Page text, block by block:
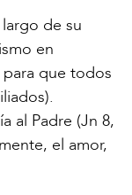
de su
en
que todos
al Padre (Jn 8,
el amor,